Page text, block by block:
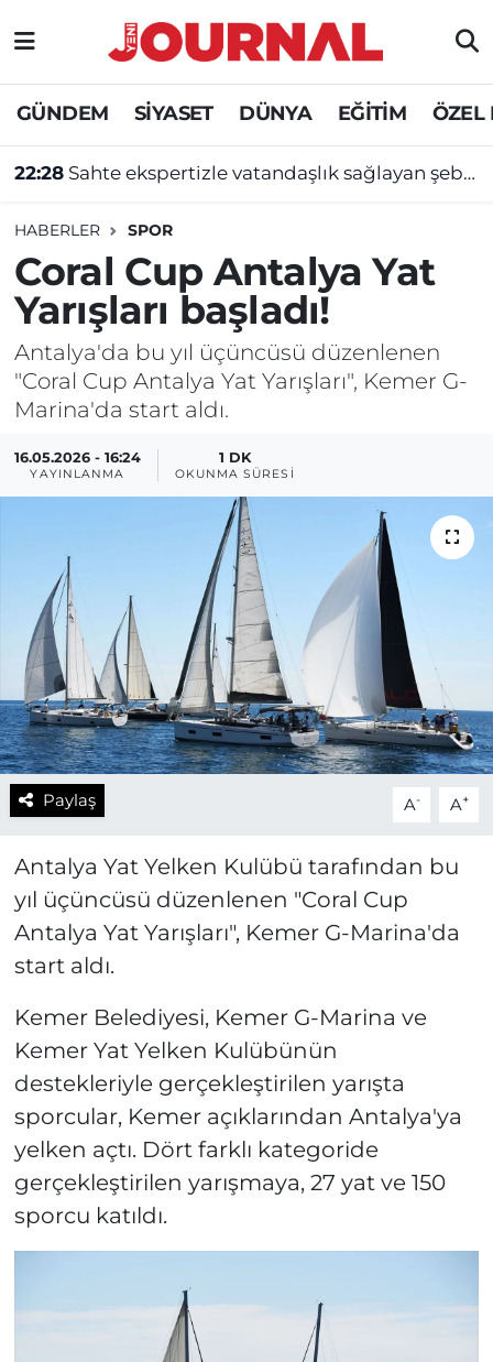
GÜNDEM SİYASET DÜNYA EĞİTİM ÖZEL
22:28 Sahte ekspertizle vatandaşlık sağlayan şebekeye operasyon
HABERLER SPOR
Coral Cup Antalya Yat
Yarışları başladı!
Antalya'da bu yıl üçüncüsü düzenlenen
"Coral Cup Antalya Yat Yarışları", Kemer G-
Marina'da start aldı.
16.05.2026 - 16:24
YAYINLANMA
1 DK
OKUNMA SÜRESI
Paylaş A- A+
Antalya Yat Yelken Kulübü tarafından bu
yıl üçüncüsü düzenlenen "Coral Cup
Antalya Yat Yarışları", Kemer G-Marina'da
start aldı.
Kemer Belediyesi, Kemer G-Marina ve
Kemer Yat Yelken Kulübünün
destekleriyle gerçekleştirilen yarışta
sporcular, Kemer açıklarından Antalya'ya
yelken açtı. Dört farklı kategoride
gerçekleştirilen yarışmaya, 27 yat ve 150
sporcu katıldı.
GÜNDEM
SİYASET
DÜNYA
EĞİTİM
ÖZEL HABER
Nöbetçi Eczaneler
Hava Durumu
Süper Lig Puan Durumu ve Fikstür
Tüm Manşetler
Son Dakika Haberleri
Haber Arşivi